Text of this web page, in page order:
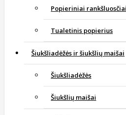
Popieriniai
Tualetinis popierius
Šiukšliadėžės ir šiukšlių maišai
Šiukšliadėžės
Šiukšlių maišai